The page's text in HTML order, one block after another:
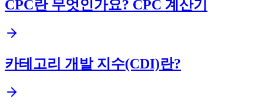
CPC란 무엇인가요? CPC 계산기
카테고리 개발 지수(CDI)란?